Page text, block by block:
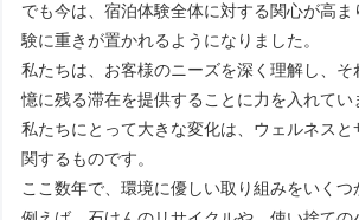
でも今は、宿泊体験全体に対する関心が高
験に重きが置かれるようになりました。
私たちは、お客様のニーズを深く理解し、
憶に残る滞在を提供することに力を入れてい
私たちにとって大きな変化は、ウェルネスと
関するものです。
ここ数年で、環境に優しい取り組みをいくつ